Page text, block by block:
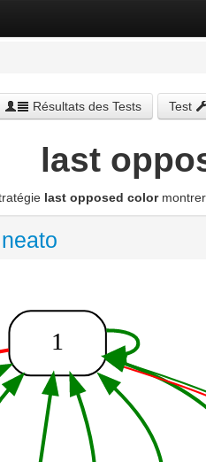
Résultats des Tests Test
last
last opposed colormontrer
neato